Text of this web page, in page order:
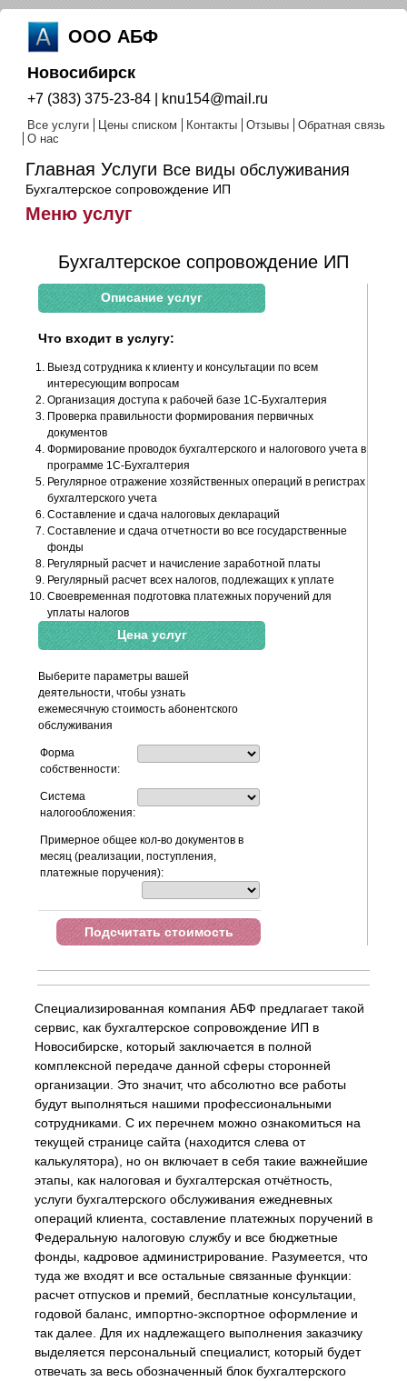
ООО АБФ
+7 (383) 375-23-84 | knu154@mail.ru
Все услуги Цены списком Контакты Отзывы
Обратная связь
О нас
Новосибирск
Главная Услуги Все виды обслуживания
Бухгалтерское сопровождение ИП
Меню услуг
Бухгалтерское сопровождение ИП
Описание услуг
Что входит в услугу:
Выезд сотрудника к клиенту и консультации по всем
интересующим вопросам
Организация доступа к рабочей базе 1С-Бухгалтерия
Проверка правильности формирования первичных
документов
Формирование проводок бухгалтерского и налогового учета в
программе 1С-Бухгалтерия
Регулярное отражение хозяйственных операций в регистрах
бухгалтерского учета
Составление и сдача налоговых деклараций
Составление и сдача отчетности во все государственные
фонды
Регулярный расчет и начисление заработной платы
Регулярный расчет всех налогов, подлежащих к уплате
Своевременная подготовка платежных поручений для
уплаты налогов
Цена услуг
Выберите параметры вашей
деятельности, чтобы узнать
ежемесячную стоимость абонентского
обслуживания
Форма
собственности:
Система
налогообложения:
Примерное общее кол-во документов в
месяц (реализации, поступления,
платежные поручения):
Подсчитать стоимость
Специализированная компания АБФ предлагает такой
сервис, как бухгалтерское сопровождение ИП в
Новосибирске, который заключается в полной
комплексной передаче данной сферы сторонней
организации. Это значит, что абсолютно все работы
будут выполняться нашими профессиональными
сотрудниками. С их перечнем можно ознакомиться на
текущей странице сайта (находится слева от
калькулятора), но он включает в себя такие важнейшие
этапы, как налоговая и бухгалтерская отчётность,
услуги бухгалтерского обслуживания ежедневных
операций клиента, составление платежных поручений в
Федеральную налоговую службу и все бюджетные
фонды, кадровое администрирование. Разумеется, что
туда же входят и все остальные связанные функции:
расчет отпусков и премий, бесплатные консультации,
годовой баланс, импортно-экспортное оформление и
так далее. Для их надлежащего выполнения заказчику
выделяется персональный специалист, который будет
отвечать за весь обозначенный блок бухгалтерского